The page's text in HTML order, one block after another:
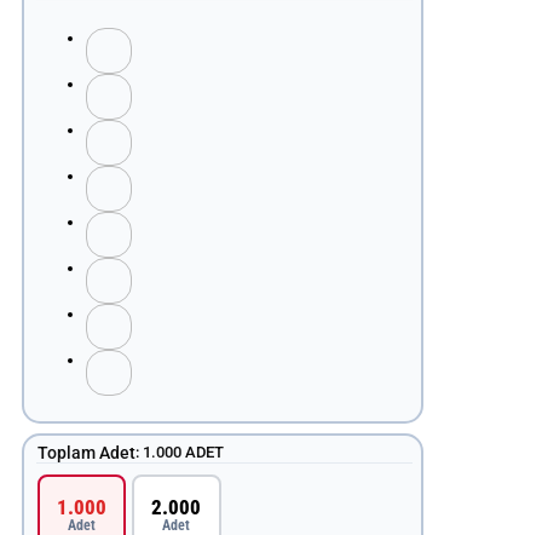
Toplam Adet:1.000 ADET
1.000
Adet
2.000
Adet